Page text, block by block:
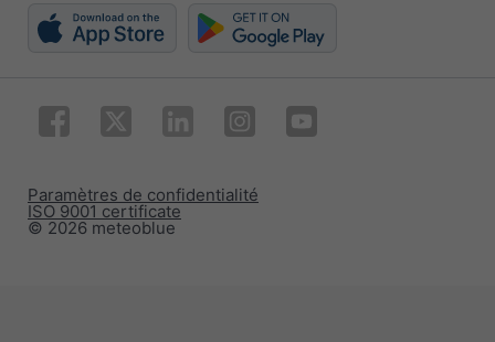
© 2026 meteoblue
ISO 9001 certificate
Paramètres de confidentialité